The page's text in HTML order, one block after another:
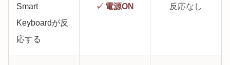
Smart
Keyboardが反
応する
✓ 電源ON 反応なし